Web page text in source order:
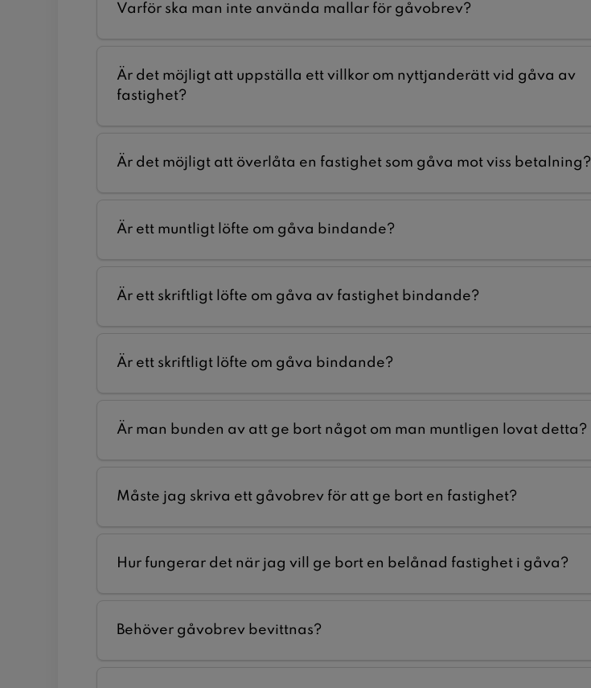
Varför ska man inte använda mallar för gåvobrev?
Är det möjligt att uppställa ett villkor om nyttjanderätt vid gåva av
fastighet?
Är det möjligt att överlåta en fastighet som gåva mot viss betalning?
Är ett muntligt löfte om gåva bindande?
Är ett skriftligt löfte om gåva av fastighet bindande?
Är ett skriftligt löfte om gåva bindande?
Är man bunden av att ge bort något om man muntligen lovat detta?
Måste jag skriva ett gåvobrev för att ge bort en fastighet?
Hur fungerar det när jag vill ge bort en belånad fastighet i gåva?
Behöver gåvobrev bevittnas?